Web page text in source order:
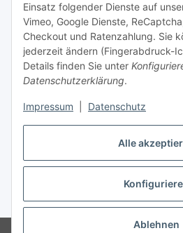
Alle
Ablehnen
Einsatz folgender Dienste auf
Vimeo, Google Dienste,
Checkout und Ratenzahlung. Sie
jederzeit ändern (Fingerabdruck-
Details finden Sie unter
Datenschutzerklärung.
Impressum Datenschutz
Unsere Seiten
Social Media
Vertrag
* Alle Preise inkl. gesetzlicher USt., **
Versand